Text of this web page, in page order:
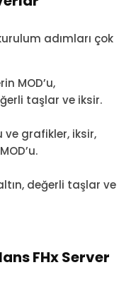
adımları çok
MOD’u,
taşlar ve iksir.
ve grafikler, iksir,
altın, değerli taşlar ve
FHx Server